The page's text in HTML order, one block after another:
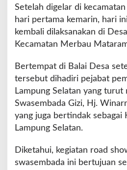
m
S
a
m
b
d
a
G
i
D
a
Setelah digelar di
hari pertama kemarin, hari
kembali dilaksanakan di
Kecamatan Merbau
Bertempat di Balai Desa
tersebut dihadiri pejabat
Lampung Selatan yang
Swasembada Gizi, Hj.
yang juga bertindak sebagai
Lampung Selatan.
Diketahui, kegiatan road
swasembada ini bertujuan